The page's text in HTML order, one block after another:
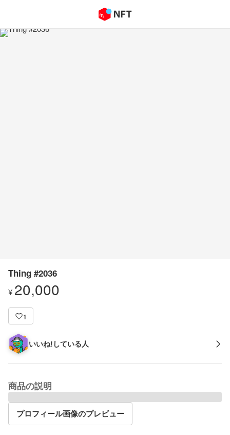
Thing #2036
¥ 20,000
1
いいね!している人
商品の説明
プロフィール画像のプレビュー